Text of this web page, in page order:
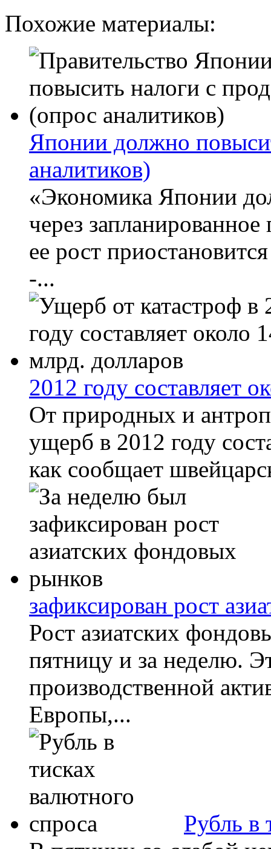
Похожие материалы:
Японии должно
аналитиков)
«Экономика Японии
через
ее рост
-...
2012 году составляет
От природных и
ущерб в 2012 году
как сообщает
зафиксирован рост
Рост азиатских
пятницу и за неделю.
производственной
Европы,...
Рубль в